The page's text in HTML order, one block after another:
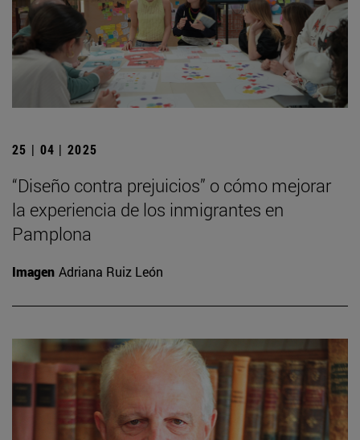
25 | 04 | 2025
“Diseño contra prejuicios” o cómo mejorar
la experiencia de los inmigrantes en
Pamplona
Imagen Adriana Ruiz León